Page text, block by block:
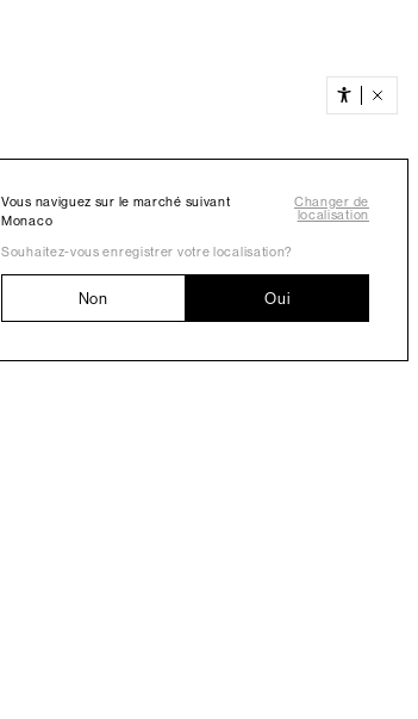
Vous naviguez sur le marché suivant
Monaco
Changer de
localisation
Souhaitez-vous enregistrer votre localisation?
Non Oui